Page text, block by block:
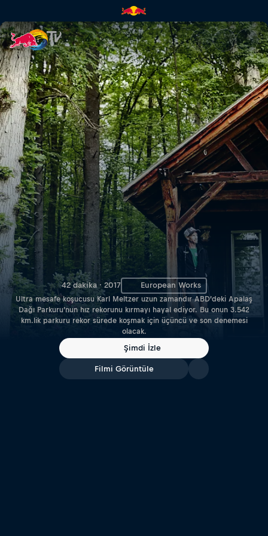
Karl Meltzer: Made to Be
42 dakika · 2017 European Works
Ultra mesafe koşucusu Karl Meltzer uzun zamandır ABD’deki Apalaş
Dağı Parkuru’nun hız rekorunu kırmayı hayal ediyor. Bu onun 3.542
km.lik parkuru rekor sürede koşmak için üçüncü ve son denemesi
olacak.
Şimdi İzle
Filmi Görüntüle